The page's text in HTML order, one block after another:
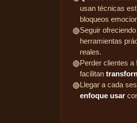
usan técnicas
bloqueos
🔴Seguir
herramientas
reales.
🔴Perder clientes a
facilitan
🔴Llegar a cada
enfoque usar